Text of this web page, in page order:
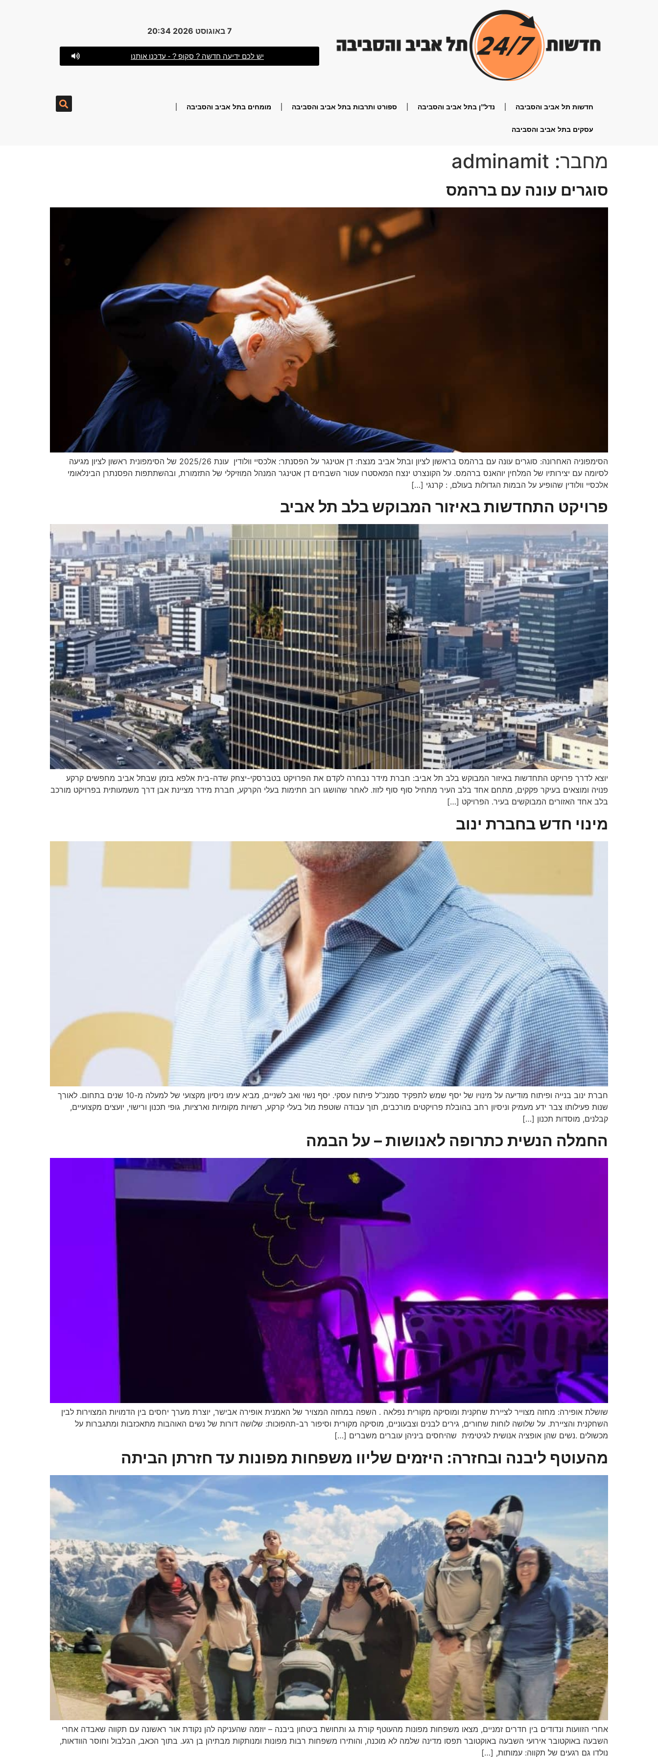
7 באוגוסט 2026 20:34
יש לכם ידיעה חדשה ? סקופ ? - עדכנו אותנו
חדשות תל אביב והסביבה נדל”ן בתל אביב והסביבה ספורט ותרבות בתל אביב והסביבה מומחים בתל אביב והסביבה
עסקים בתל אביב והסביבה
מחבר: adminamit
סוגרים עונה עם ברהמס
הסימפוניה האחרונה: סוגרים עונה עם ברהמס בראשון לציון ובתל אביב מנצח: דן אטינגר על הפסנתר: אלכסיי וולודין עונת 2025/26 של הסימפונית ראשון לציון מגיעה
לסיומה עם יצירותיו של המלחין יוהאנס ברהמס. על הקונצרט ינצח המאסטרו עטור השבחים דן אטינגר המנהל המוזיקלי של התזמורת, ובהשתתפות הפסנתרן הבינלאומי
אלכסיי וולודין שהופיע על הבמות הגדולות בעולם, : קרנגי […]
פרויקט התחדשות באיזור המבוקש בלב תל אביב
יוצא לדרך פרויקט התחדשות באיזור המבוקש בלב תל אביב: חברת מידר נבחרה לקדם את הפרויקט בטברסקי-יצחק שדה-בית אלפא בזמן שבתל אביב מחפשים קרקע
פנויה ומוצאים בעיקר פקקים, מתחם אחד בלב העיר מתחיל סוף סוף לזוז. לאחר שהושגו רוב חתימות בעלי הקרקע, חברת מידר מציינת אבן דרך משמעותית בפרויקט מורכב
בלב אחד האזורים המבוקשים בעיר. הפרויקט […]
מינוי חדש בחברת ינוב
חברת ינוב בנייה ופיתוח מודיעה על מינויו של יסף שמש לתפקיד סמנכ”ל פיתוח עסקי. יסף נשוי ואב לשניים, מביא עימו ניסיון מקצועי של למעלה מ-10 שנים בתחום. לאורך
שנות פעילותו צבר ידע מעמיק וניסיון רחב בהובלת פרויקטים מורכבים, תוך עבודה שוטפת מול בעלי קרקע, רשויות מקומיות וארציות, גופי תכנון ורישוי, יועצים מקצועיים,
קבלנים, מוסדות תכנון […]
החמלה הנשית כתרופה לאנושות – על הבמה
שושלת אופירה: מחזה מצוייר לציירת שחקנית ומוסיקה מקורית נפלאה . השפה במחזה המצויר של האמנית אופירה אבישר, יוצרת מערך יחסים בין הדמויות המצוירות לבין
השחקנית והציירת. על שלושה לוחות שחורים, גירים לבנים וצבעוניים, מוסיקה מקורית וסיפור רב-תהפוכות: שלושה דורות של נשים האוהבות מתאכזבות ומתגברות על
מכשולים .נשים שהן אופציה אנושית לגיטימית שהיחסים ביניהן עוברים משברים […]
מהעוטף ליבנה ובחזרה: היזמים שליוו משפחות מפונות עד חזרתן הביתה
אחרי הזוועות ונדודים בין חדרים זמניים, מצאו משפחות מפונות מהעוטף קורת גג ותחושת ביטחון ביבנה – יוזמה שהעניקה להן נקודת אור ראשונה עם תקווה שאבדה אחרי
השבעה באוקטובר אירועי השבעה באוקטובר תפסו מדינה שלמה לא מוכנה, והותירו משפחות רבות מפונות ומנותקות מבתיהן בן רגע. בתוך הכאב, הבלבול וחוסר הוודאות,
נולדו גם רגעים של תקווה: עמותות, […]